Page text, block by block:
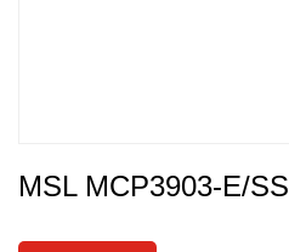
MSL MCP3903-E/SS